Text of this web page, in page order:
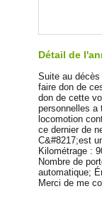
Détail de
Suite au
faire don de
don de cette
personnelles a
locomotion
ce dernier de
C&#8217;est
Kilométrage :
Nombre de
automatique;
Merci de me